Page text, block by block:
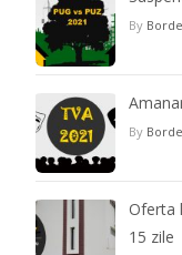
By
By
Oferta
15 zile